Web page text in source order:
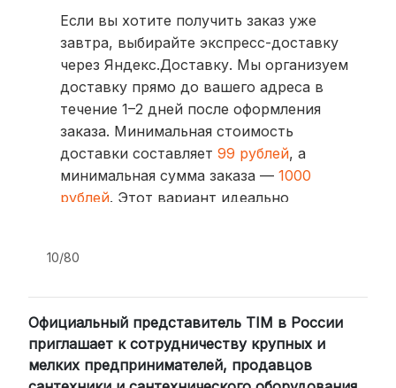
Если вы хотите получить заказ уже
завтра, выбирайте экспресс-доставку
через Яндекс.Доставку. Мы организуем
доставку прямо до вашего адреса в
течение 1–2 дней после оформления
заказа. Минимальная стоимость
доставки составляет 99 рублей, а
минимальная сумма заказа — 1000
рублей. Этот вариант идеально
компании (СДЭК, BoxBerry, DPD)
Для клиентов из других регионов
России мы сотрудничаем с
проверенными транспортными
10/80
Официальный представитель TIM в России
приглашает к сотрудничеству крупных и
мелких предпринимателей, продавцов